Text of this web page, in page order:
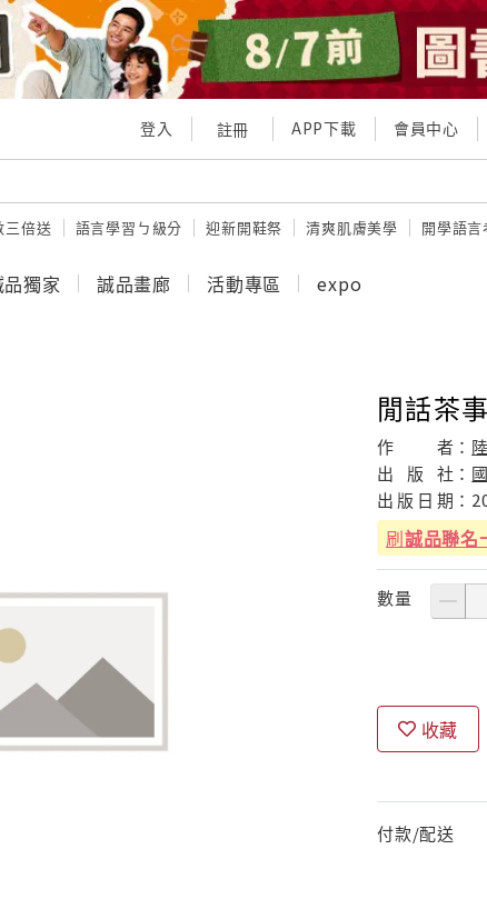
登入 註冊 APP下載 會員中心
三倍送 語言學習ㄅ級分 迎新開鞋祭 清爽肌膚美學 開學語
品獨家 誠品畫廊 活動專區 expo
閒話茶
作 者：
出
版 社：
出 版 日 期：
刷誠品聯名
數量
收藏
付款/配送